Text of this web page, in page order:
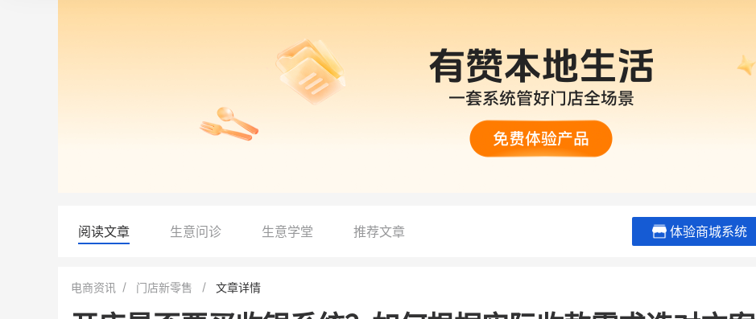
阅读文章 生意问诊 生意学堂 推荐文章 体验商城系统
电商资讯 门店新零售 文章详情
白帝牛奶旗舰店